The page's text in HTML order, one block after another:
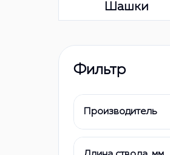
Шашки
Фильтр
Производитель